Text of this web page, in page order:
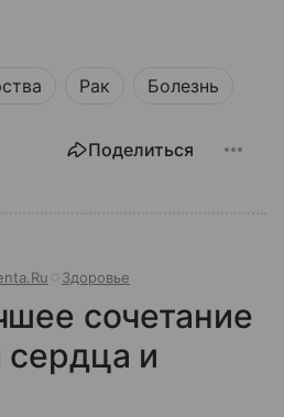
Рак Болезнь
Поделиться
Здоровье
сочетание
и